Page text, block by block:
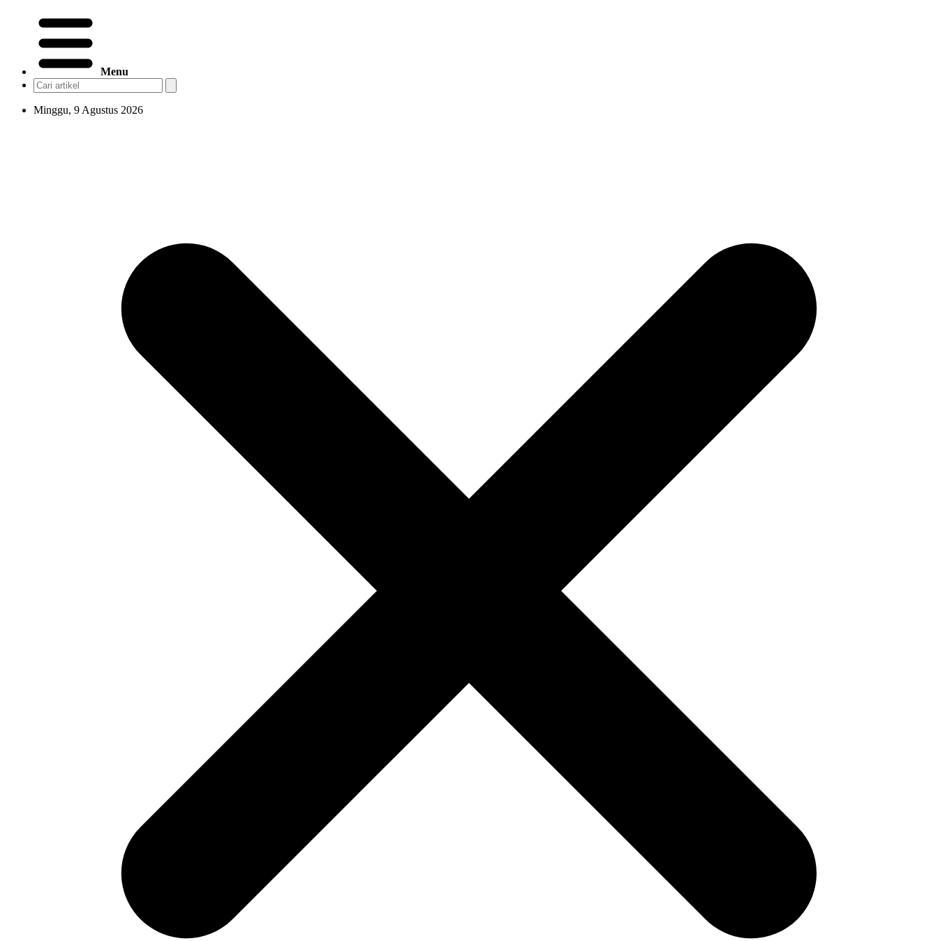
Menu
Minggu, 9 Agustus 2026